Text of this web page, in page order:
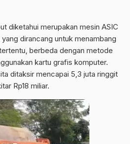
diketahui merupakan mesin ASIC
dirancang untuk menambang
berbeda dengan metode
kartu grafis komputer.
ditaksir mencapai 5,3 juta ringgit
Rp18 miliar.